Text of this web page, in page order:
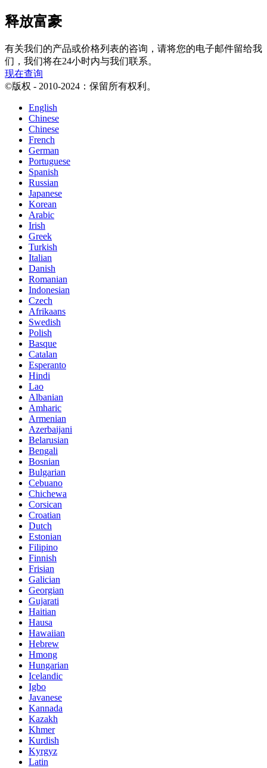
释放富豪
有关我们的产品或价格列表的咨询，请将您的电子邮件留给我
们，我们将在24小时内与我们联系。
现在查询
©版权 - 2010-2024：保留所有权利。
English
Chinese
Chinese
French
German
Portuguese
Spanish
Russian
Japanese
Korean
Arabic
Irish
Greek
Turkish
Italian
Danish
Romanian
Indonesian
Czech
Afrikaans
Swedish
Polish
Basque
Catalan
Esperanto
Hindi
Lao
Albanian
Amharic
Armenian
Azerbaijani
Belarusian
Bengali
Bosnian
Bulgarian
Cebuano
Chichewa
Corsican
Croatian
Dutch
Estonian
Filipino
Finnish
Frisian
Galician
Georgian
Gujarati
Haitian
Hausa
Hawaiian
Hebrew
Hmong
Hungarian
Icelandic
Igbo
Javanese
Kannada
Kazakh
Khmer
Kurdish
Kyrgyz
Latin